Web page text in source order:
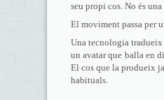
seu propi cos. No és
El moviment passa per
Una tecnologia tradueix
un avatar que balla en
El cos que la produeix
habituals.